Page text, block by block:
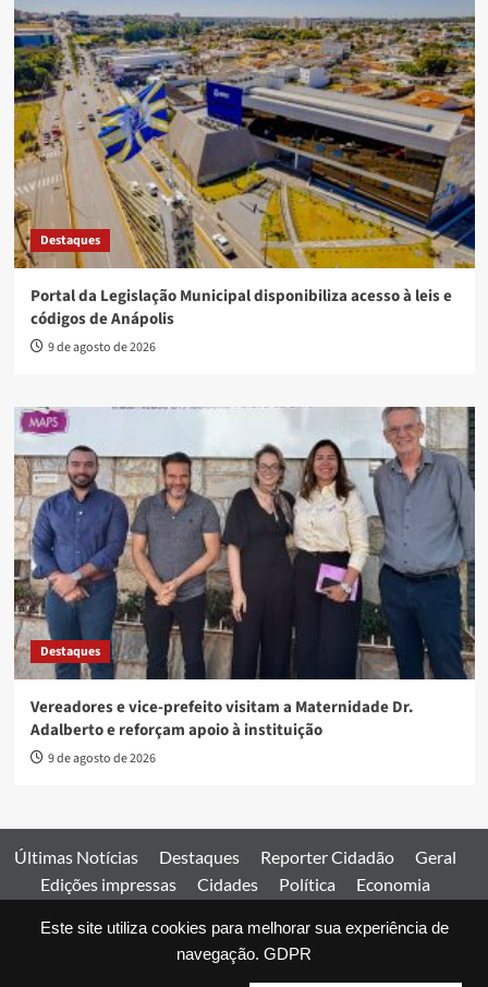
Este site utiliza cookies para melhorar sua experiência de
navegação. GDPR
Destaques
Portal da Legislação Municipal disponibiliza acesso à leis e
códigos de Anápolis
9 de agosto de 2026
Destaques
Vereadores e vice-prefeito visitam a Maternidade Dr.
Adalberto e reforçam apoio à instituição
9 de agosto de 2026
Últimas Notícias Destaques Reporter Cidadão
Geral
Edições impressas
Cidades Política
Economia
Comercial
Edições impressas Expediente Home